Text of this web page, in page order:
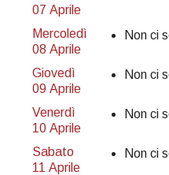
07 Aprile
Mercoledì
08 Aprile
Non ci
Giovedì
09 Aprile
Non ci
Venerdì
10 Aprile
Non ci
Sabato
11 Aprile
Non ci